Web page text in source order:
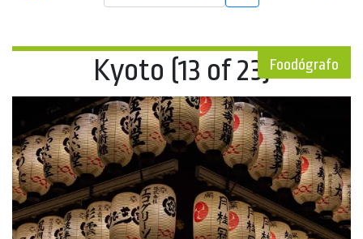
Foodógrafo
Kyoto (13 of 23)